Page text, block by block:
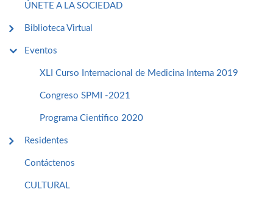
ÚNETE A LA SOCIEDAD
Biblioteca Virtual
Eventos
XLI Curso Internacional de Medicina Interna 2019
Congreso SPMI -2021
Programa Cientifico 2020
Residentes
Contáctenos
CULTURAL